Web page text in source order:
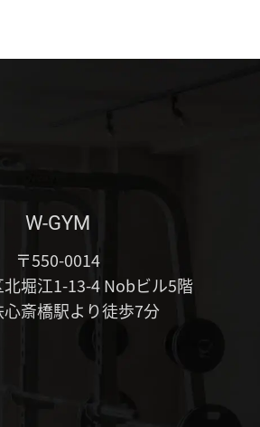
W-GYM
〒550-0014
堀江1-13-4 Nobビル5階
斎橋駅より徒歩7分